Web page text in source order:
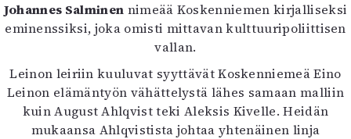
Johannes Salminen nimeää Koskenniemen kirjalliseksi
eminenssiksi, joka omisti mittavan kulttuuripoliittisen
vallan.
Leinon leiriin kuuluvat syyttävät Koskenniemeä Eino
Leinon elämäntyön vähättelystä lähes samaan malliin
kuin August Ahlqvist teki Aleksis Kivelle. Heidän
mukaansa Ahlqvistista johtaa yhtenäinen linja